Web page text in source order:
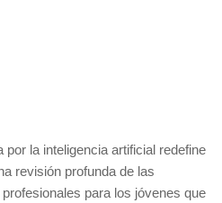
la inteligencia artificial redefine
revisión profunda de las
para los jóvenes que